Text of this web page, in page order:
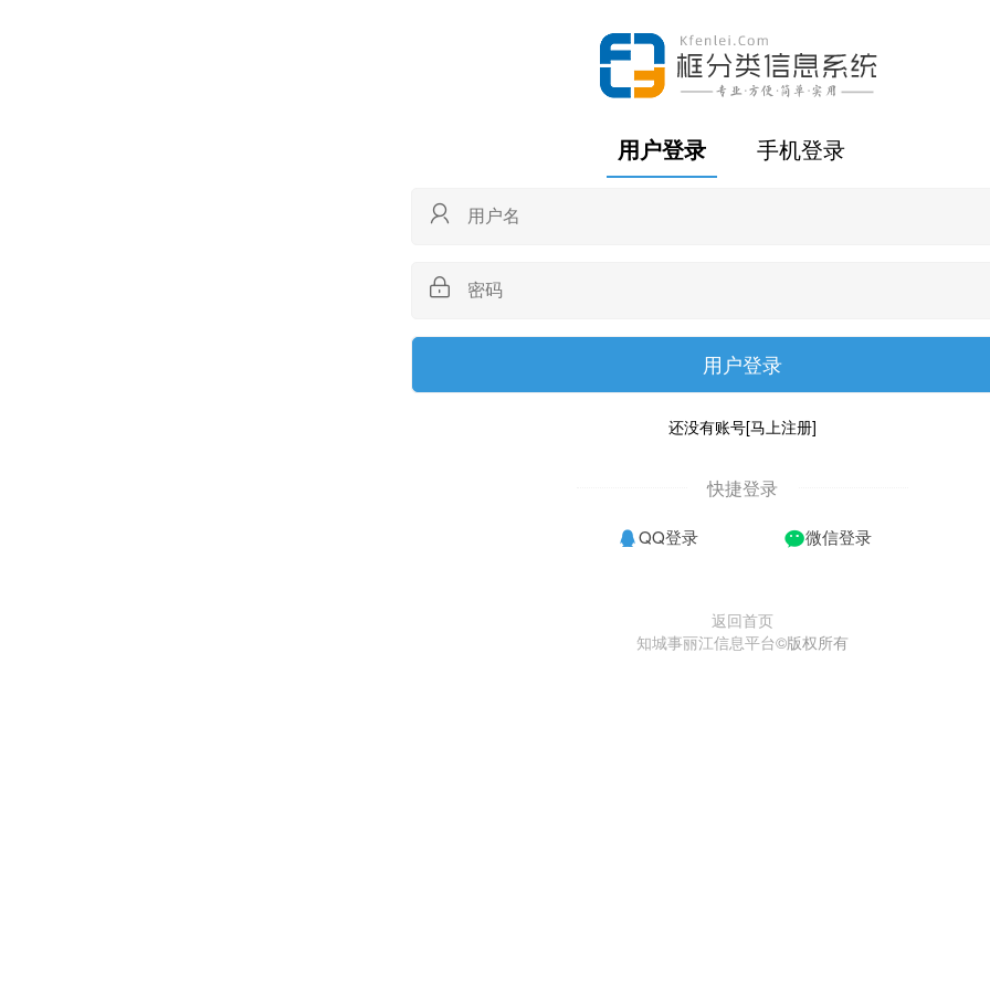
用户登录 手机登录
还没有账号[马上注册]
快捷登录
QQ登录 微信登录
返回首页
知城事丽江信息平台©版权所有